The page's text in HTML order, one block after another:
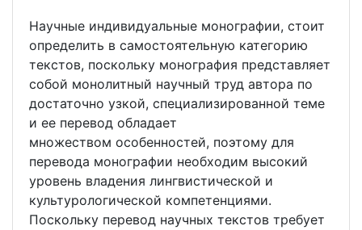
Научные индивидуальные монографии, стоит
определить в самостоятельную категорию
текстов, поскольку монография представляет
собой монолитный научный труд автора по
достаточно узкой, специализированной теме
и ее перевод обладает
множеством особенностей, поэтому для
перевода монографии необходим высокий
уровень владения лингвистической и
культурологической компетенциями.
Поскольку перевод научных текстов требует